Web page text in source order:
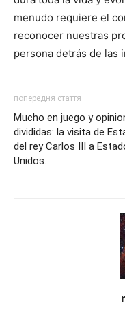
menudo requiere el
reconocer nuestras
persona detrás de las
попередня стаття
Mucho en juego y
divididas: la visita de
del rey Carlos III a
Unidos.